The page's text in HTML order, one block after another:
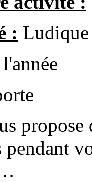
: Ludique
propose